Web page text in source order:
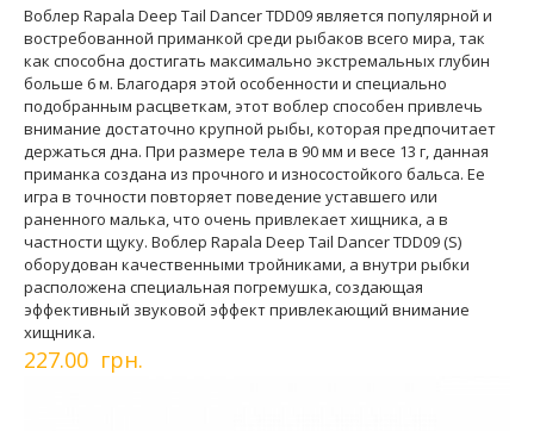
Воблер Rapala Deep Tail Dancer TDD09 является популярной и
востребованной приманкой среди рыбаков всего мира, так
как способна достигать максимально экстремальных глубин
больше 6 м. Благодаря этой особенности и специально
подобранным расцветкам, этот воблер способен привлечь
внимание достаточно крупной рыбы, которая предпочитает
держаться дна. При размере тела в 90 мм и весе 13 г, данная
приманка создана из прочного и износостойкого бальса. Ее
игра в точности повторяет поведение уставшего или
раненного малька, что очень привлекает хищника, а в
частности щуку. Воблер Rapala Deep Tail Dancer TDD09 (S)
оборудован качественными тройниками, а внутри рыбки
расположена специальная погремушка, создающая
эффективный звуковой эффект привлекающий внимание
хищника.
227.00 грн.